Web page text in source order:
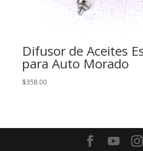
Difusor de Aceites
para Auto Morado
$358.00